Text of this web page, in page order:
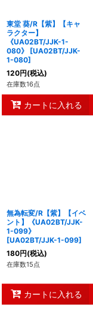
東堂 葵/R【紫】【キャ
ラクター】
《UA02BT/JJK-1-
080》
[UA02BT/JJK-
1-080]
120円(税込)
在庫数16点
カートに入れる
無為転変/R【紫】【イベ
ント】《UA02BT/JJK-
1-099》
[UA02BT/JJK-1-099]
180円(税込)
在庫数15点
カートに入れる